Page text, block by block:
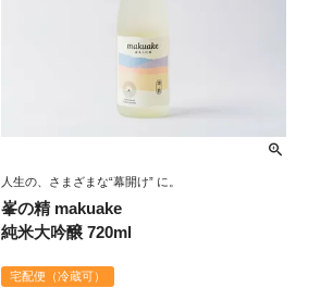
人生の、さまざまな“幕開け” に。
峯の精 makuake
純米大吟醸 720ml
宅配便（冷蔵可）